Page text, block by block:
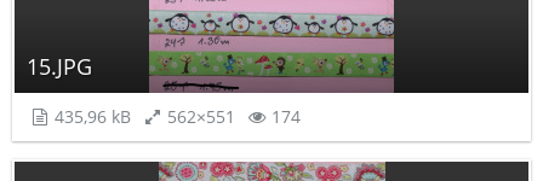
15.JPG
435,96 kB 562×551 174